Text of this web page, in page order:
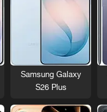
Samsung Galaxy
S26 Plus